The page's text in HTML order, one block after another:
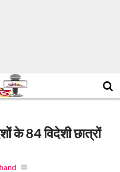
के 84 विदेशी छात्रों